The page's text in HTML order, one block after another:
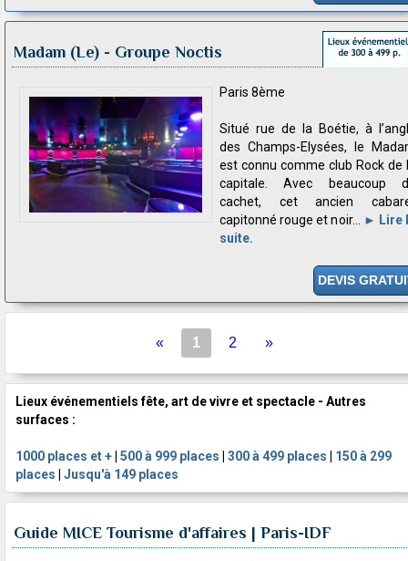
Madam (Le) - Groupe Noctis
Paris 8ème
Situé rue de la Boétie, à
des Champs-Elysées, le
est connu comme club Rock de
capitale. Avec beaucoup
cachet, cet ancien
capitonné rouge et noir... ► Lire
suite.
DEVIS
« 1 2 »
Lieux événementiels fête, art de vivre et spectacle - Autres
surfaces :
1000 places et + 500 à 999 places 300 à 499 places
150 à 299
places
Jusqu'à 149 places
Guide MICE Tourisme d'affaires | Paris-IDF